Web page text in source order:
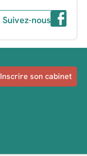
Suivez-nous
Inscrire son cabinet